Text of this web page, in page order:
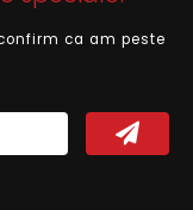
ca am peste